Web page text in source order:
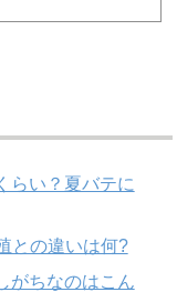
らい？夏バテに
との違いは何?
がちなのはこん